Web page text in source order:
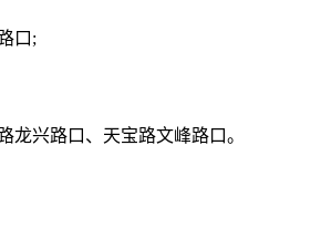
口;
龙兴路口、天宝路文峰路口。